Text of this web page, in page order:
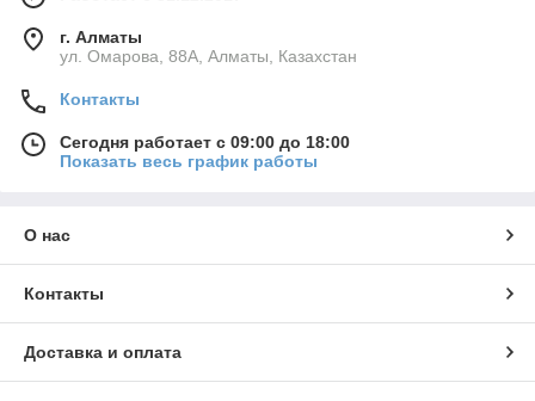
г. Алматы
ул. Омарова, 88А, Алматы, Казахстан
Контакты
Сегодня работает с 09:00 до 18:00
Показать весь график работы
О нас
Контакты
Доставка и оплата